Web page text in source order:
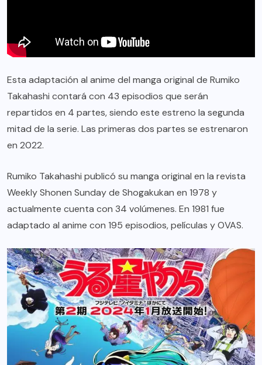
Esta adaptación al anime del manga original de Rumiko
Takahashi contará con 43 episodios que serán
repartidos en 4 partes, siendo este estreno la segunda
mitad de la serie. Las primeras dos partes se estrenaron
en 2022.
Rumiko Takahashi publicó su manga original en la revista
Weekly Shonen Sunday de Shogakukan en 1978 y
actualmente cuenta con 34 volúmenes. En 1981 fue
adaptado al anime con 195 episodios, películas y OVAS.